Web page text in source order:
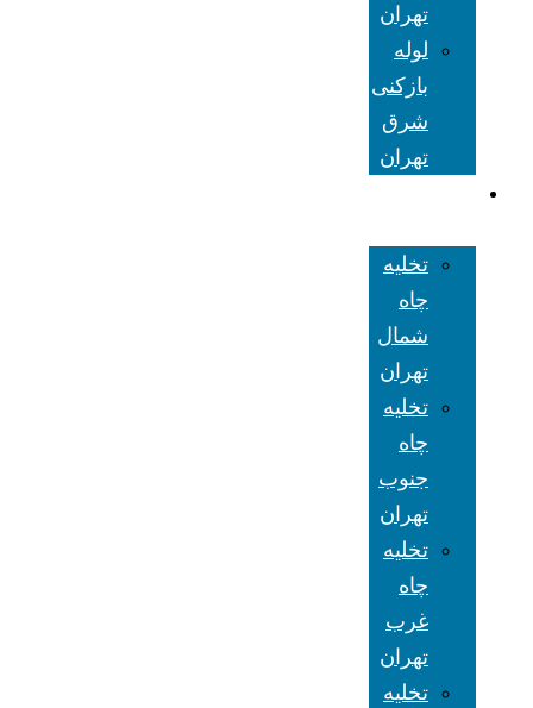
تهران
لوله
بازکنی
شرق
تهران
تخلیه
چاه
شمال
تهران
تخلیه
چاه
جنوب
تهران
تخلیه
چاه
غرب
تهران
تخلیه